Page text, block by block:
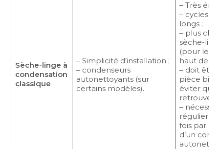
Sèche-linge à
condensation
classique
– Simplicité d’installation ;
– condenseurs
autonettoyants (sur
certains modèles).
– Très
– cycles
longs ;
– plus
sèche-
(pour les
haut de
– doit être
pièce
éviter que
retrouve
–
régulier
fois par
d’un